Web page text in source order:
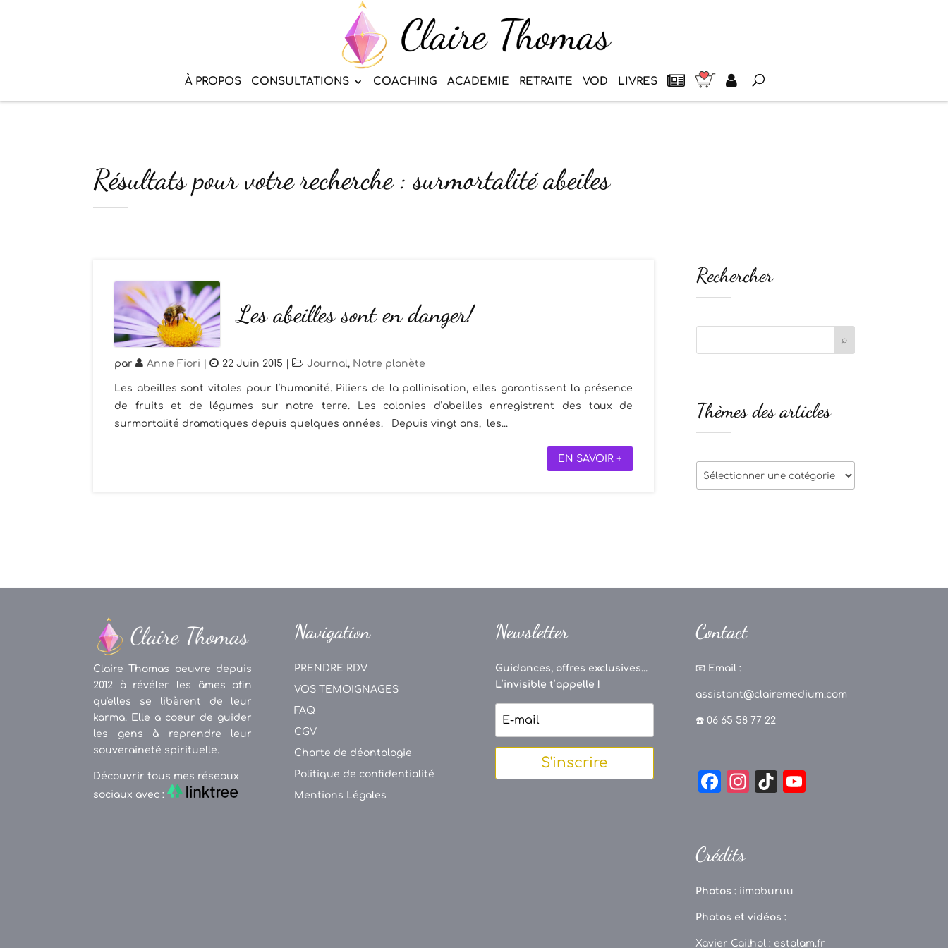
À PROPOS CONSULTATIONS COACHING ACADEMIE RETRAITE VOD LIVRES
Résultats pour votre recherche : surmortalité abeiles
Les abeilles sont en danger!
par Anne Fiori 22 Juin 2015 Journal, Notre planète
Les abeilles sont vitales pour l’humanité. Piliers de la pollinisation, elles garantissent la présence
de fruits et de légumes sur notre terre. Les colonies d’abeilles enregistrent des taux de
surmortalité dramatiques depuis quelques années. Depuis vingt ans, les...
EN SAVOIR +
Rechercher
Thèmes des articles
Thèmes
des
Claire Thomas oeuvre depuis
2012 à révéler les âmes afin
qu'elles se libèrent de leur
karma. Elle a coeur de guider
les gens à reprendre leur
souveraineté spirituelle.
Découvrir tous mes réseaux
sociaux avec :
Navigation
PRENDRE RDV
VOS TEMOIGNAGES
FAQ
CGV
Charte de déontologie
Politique de confidentialité
Mentions Légales
Newsletter
Guidances, offres exclusives...
L’invisible t’appelle !
S'inscrire
Contact
📧 Email :
assistant@clairemedium.com
☎️ 06 65 58 77 22
F
e
o
o
k
In
a
m
Ti
C
Crédits
Photos : iimoburuu
Photos et vidéos :
Xavier Cailhol : estalam.fr